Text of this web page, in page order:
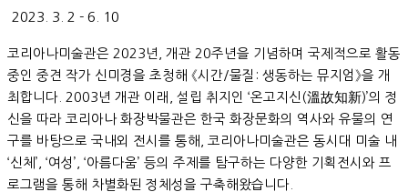
2023. 3. 2 - 6. 10
코리아나미술관은 2023년, 개관 20주년을 기념하며 국제적으로 활동
중인 중견 작가 신미경을 초청해 《시간/물질: 생동하는 뮤지엄》을 개
최합니다. 2003년 개관 이래, 설립 취지인 ‘온고지신(溫故知新)’의 정
신을 따라 코리아나 화장박물관은 한국 화장문화의 역사와 유물의 연
구를 바탕으로 국내외 전시를 통해, 코리아나미술관은 동시대 미술 내
‘신체’, ‘여성’, ‘아름다움’ 등의 주제를 탐구하는 다양한 기획전시와 프
로그램을 통해 차별화된 정체성을 구축해왔습니다.